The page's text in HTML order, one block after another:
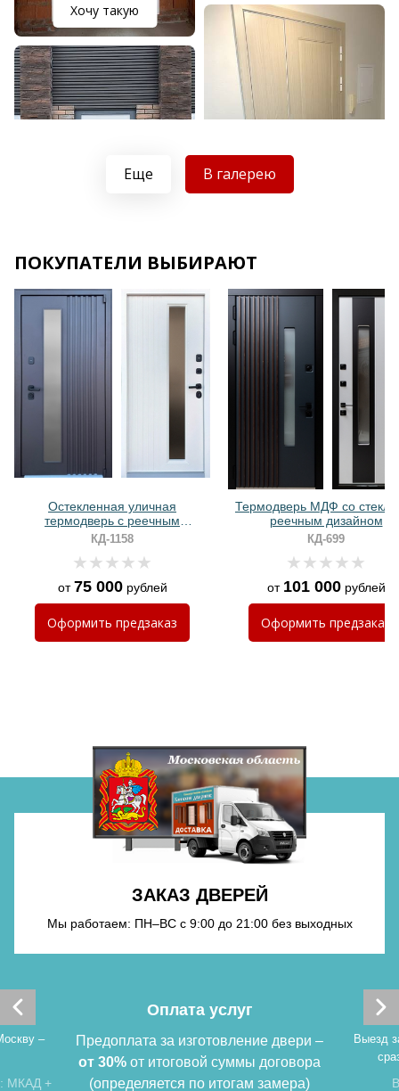
Хочу такую
Хочу такую
Еще В галерею
ПОКУПАТЕЛИ ВЫБИРАЮТ
Остекленная уличная
термодверь с реечным
оформлением и порошковым
окрашиванием
КД-1158
от75 000рублей
Оформить предзаказ
Термодверь МДФ со
реечным дизайном
КД-699
от 101 000рублей
Оформить предзаказ
ЗАКАЗ ДВЕРЕЙ
Мы работаем: ПН–ВС с 9:00 до 21:00 без выходных
–
МКАД +
Оплата услуг
Предоплата за изготовление двери –
от 30% от итоговой суммы договора
(определяется по итогам замера)
Выезд